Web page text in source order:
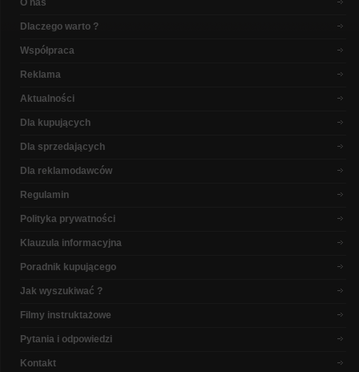
O nas
Dlaczego warto ?
Współpraca
Reklama
Aktualności
Dla kupujących
Dla sprzedających
Dla reklamodawców
Regulamin
Polityka prywatności
Klauzula informacyjna
Poradnik kupującego
Jak wyszukiwać ?
Filmy instruktażowe
Pytania i odpowiedzi
Kontakt